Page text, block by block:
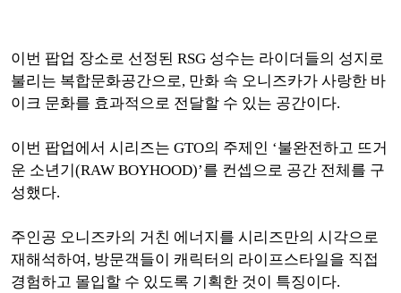
이번 팝업 장소로 선정된 RSG 성수는 라이더들의 성지로
불리는 복합문화공간으로, 만화 속 오니즈카가 사랑한 바
이크 문화를 효과적으로 전달할 수 있는 공간이다.
이번 팝업에서 시리즈는 GTO의 주제인 ‘불완전하고 뜨거
운 소년기(RAW BOYHOOD)’를 컨셉으로 공간 전체를 구
성했다.
주인공 오니즈카의 거친 에너지를 시리즈만의 시각으로
재해석하여, 방문객들이 캐릭터의 라이프스타일을 직접
경험하고 몰입할 수 있도록 기획한 것이 특징이다.